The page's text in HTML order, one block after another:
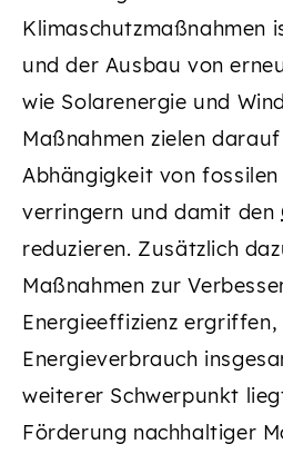
Klimaschutzmaßnahmen
und der Ausbau von
wie Solarenergie und
Maßnahmen zielen
Abhängigkeit von
verringern und damit den
reduzieren. Zusätzlich
Maßnahmen zur
Energieeffizienz ergriffen,
Energieverbrauch
weiterer Schwerpunkt
Förderung nachhaltiger